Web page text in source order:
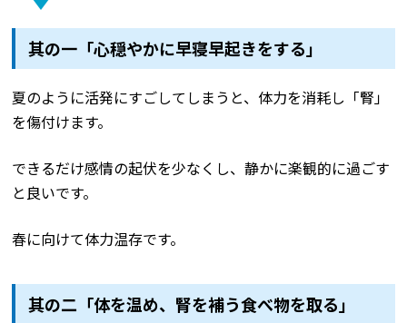
其の一「心穏やかに早寝早起きをする」
夏のように活発にすごしてしまうと、体力を消耗し「腎」
を傷付けます。
できるだけ感情の起伏を少なくし、静かに楽観的に過ごす
と良いです。
春に向けて体力温存です。
其の二「体を温め、腎を補う食べ物を取る」